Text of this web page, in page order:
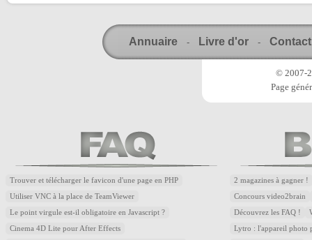
Annuaire - Livre d'or - Contact
© 2007-
Page
Trouver et télécharger le favicon d'une page en PHP
Utiliser VNC à la place de TeamViewer
Le point virgule est-il obligatoire en Javascript ?
Cinema 4D Lite pour After Effects
2 magazines à gagner !
Concours video2brain
Découvrez les FAQ !
Lytro : l'appareil photo